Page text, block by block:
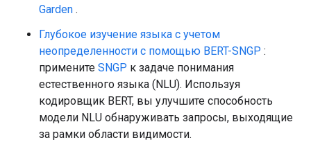
Garden .
Глубокое изучение языка с учетом
неопределенности с помощью BERT-SNGP :
примените SNGP к задаче понимания
естественного языка (NLU). Используя
кодировщик BERT, вы улучшите способность
модели NLU обнаруживать запросы, выходящие
за рамки области видимости.